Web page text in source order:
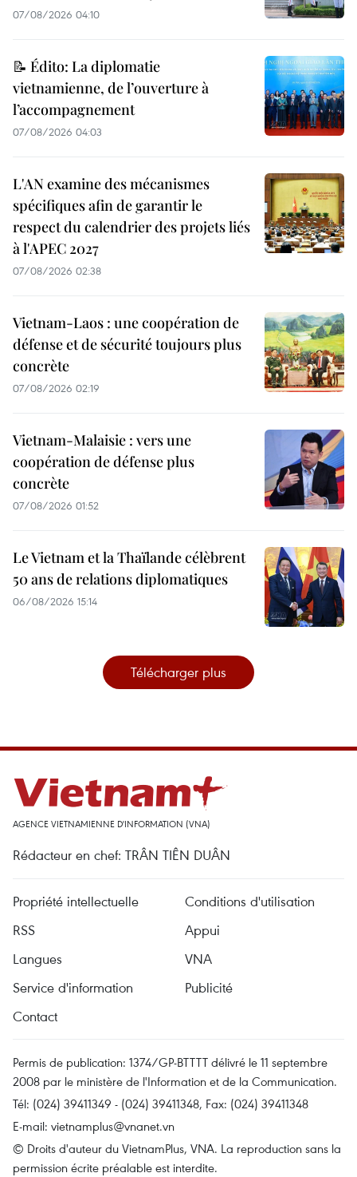
07/08/2026 04:10
📝 Édito: La diplomatie
vietnamienne, de l’ouverture à
l’accompagnement
07/08/2026 04:03
L'AN examine des mécanismes
spécifiques afin de garantir le
respect du calendrier des projets liés
à l'APEC 2027
07/08/2026 02:38
Vietnam-Laos : une coopération de
défense et de sécurité toujours plus
concrète
07/08/2026 02:19
Vietnam-Malaisie : vers une
coopération de défense plus
concrète
07/08/2026 01:52
Le Vietnam et la Thaïlande célèbrent
50 ans de relations diplomatiques
06/08/2026 15:14
Télécharger plus
AGENCE VIETNAMIENNE D'INFORMATION (VNA)
Rédacteur en chef: TRÂN TIÊN DUÂN
Propriété intellectuelle
Conditions d'utilisation
RSS
Appui
Langues
VNA
Service d'information
Publicité
Contact
Permis de publication: 1374/GP-BTTTT délivré le 11 septembre
2008 par le ministère de l'Information et de la Communication.
Tél: (024) 39411349 - (024) 39411348, Fax: (024) 39411348
E-mail: vietnamplus@vnanet.vn
© Droits d'auteur du VietnamPlus, VNA. La reproduction sans la
permission écrite préalable est interdite.